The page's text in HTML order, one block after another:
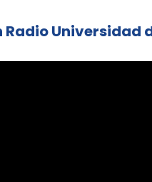
Radio Universidad